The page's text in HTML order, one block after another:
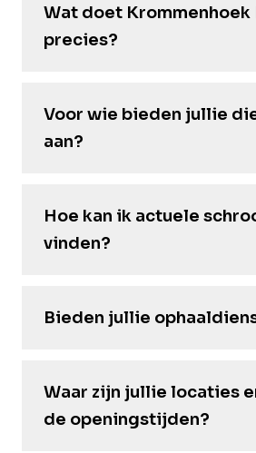
Wat doet Krommenhoek
precies?
Voor wie bieden jullie
aan?
Hoe kan ik actuele
vinden?
Bieden jullie
Waar zijn jullie locaties
de openingstijden?